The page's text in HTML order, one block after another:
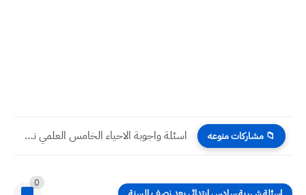
📁 مشاركات منوعه اسئلة واجوبة الاحياء الخامس العلمي نصف السنة 2023
0